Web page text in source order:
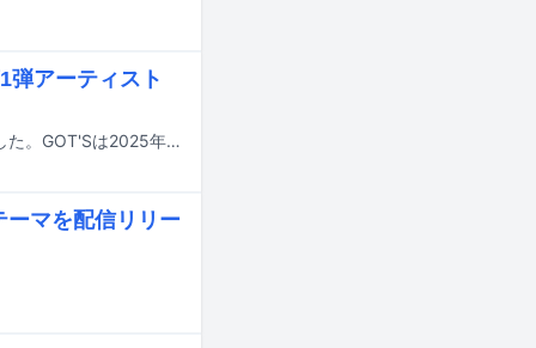
弾アーティスト
FLOWのベーシスト・GOT'Sが、今年3月よりライブ活動に復帰することを発表した。GOT'Sは2025年5月に胸部大動脈解離と診断され、ライブを欠席していた。
ーマを配信リリー